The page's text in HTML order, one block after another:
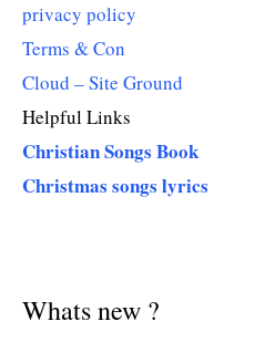
privacy policy
Terms & Con
Cloud – Site Ground
Helpful Links
Christian Songs Book
Christmas songs lyrics
Whats new ?